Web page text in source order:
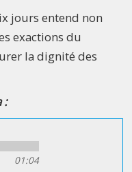
jours entend non
exactions du
la dignité des
:
01:04